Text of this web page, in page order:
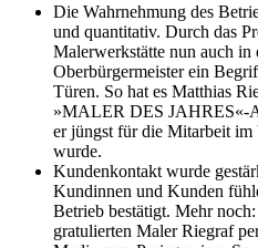
Die Wahrnehmung des
und quantitativ. Durch das
Malerwerkstätte nun auch
Oberbürgermeister ein
Türen. So hat es Matthias
»MALER DES JAHRES«-
er jüngst für die Mitarbeit im
wurde.
Kundenkontakt wurde
Kundinnen und Kunden
Betrieb bestätigt. Mehr
gratulierten Maler Riegraf